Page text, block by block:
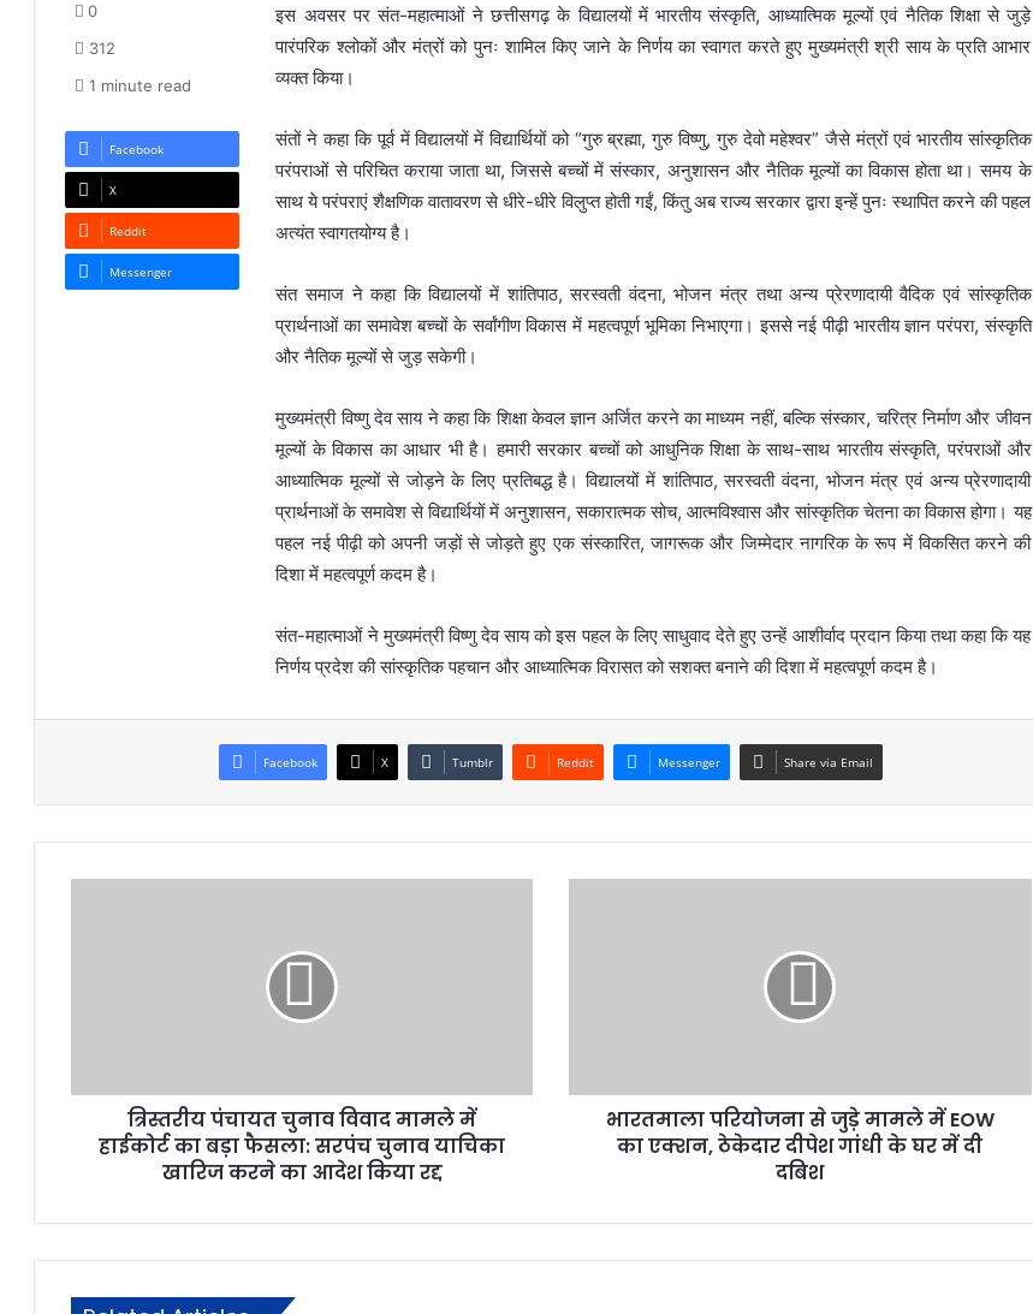
इस अवसर पर संत-महात्माओं ने छत्तीसगढ़ के विद्यालयों में भारतीय संस्कृति, आध्यात्मिक मूल्यों एवं नैतिक शिक्षा से जुड़े
पारंपरिक श्लोकों और मंत्रों को पुनः शामिल किए जाने के निर्णय का स्वागत करते हुए मुख्यमंत्री श्री साय के प्रति आभार
व्यक्त किया।
संतों ने कहा कि पूर्व में विद्यालयों में विद्यार्थियों को “गुरु ब्रह्मा, गुरु विष्णु, गुरु देवो महेश्वर” जैसे मंत्रों एवं भारतीय सांस्कृतिक
परंपराओं से परिचित कराया जाता था, जिससे बच्चों में संस्कार, अनुशासन और नैतिक मूल्यों का विकास होता था। समय के
साथ ये परंपराएं शैक्षणिक वातावरण से धीरे-धीरे विलुप्त होती गईं, किंतु अब राज्य सरकार द्वारा इन्हें पुनः स्थापित करने की पहल
अत्यंत स्वागतयोग्य है।
संत समाज ने कहा कि विद्यालयों में शांतिपाठ, सरस्वती वंदना, भोजन मंत्र तथा अन्य प्रेरणादायी वैदिक एवं सांस्कृतिक
प्रार्थनाओं का समावेश बच्चों के सर्वांगीण विकास में महत्वपूर्ण भूमिका निभाएगा। इससे नई पीढ़ी भारतीय ज्ञान परंपरा, संस्कृति
और नैतिक मूल्यों से जुड़ सकेगी।
मुख्यमंत्री विष्णु देव साय ने कहा कि शिक्षा केवल ज्ञान अर्जित करने का माध्यम नहीं, बल्कि संस्कार, चरित्र निर्माण और जीवन
मूल्यों के विकास का आधार भी है। हमारी सरकार बच्चों को आधुनिक शिक्षा के साथ-साथ भारतीय संस्कृति, परंपराओं और
आध्यात्मिक मूल्यों से जोड़ने के लिए प्रतिबद्ध है। विद्यालयों में शांतिपाठ, सरस्वती वंदना, भोजन मंत्र एवं अन्य प्रेरणादायी
प्रार्थनाओं के समावेश से विद्यार्थियों में अनुशासन, सकारात्मक सोच, आत्मविश्वास और सांस्कृतिक चेतना का विकास होगा। यह
पहल नई पीढ़ी को अपनी जड़ों से जोड़ते हुए एक संस्कारित, जागरूक और जिम्मेदार नागरिक के रूप में विकसित करने की
दिशा में महत्वपूर्ण कदम है।
संत-महात्माओं ने मुख्यमंत्री विष्णु देव साय को इस पहल के लिए साधुवाद देते हुए उन्हें आशीर्वाद प्रदान किया तथा कहा कि यह
निर्णय प्रदेश की सांस्कृतिक पहचान और आध्यात्मिक विरासत को सशक्त बनाने की दिशा में महत्वपूर्ण कदम है।
0
312
1 minute read
Facebook
X
Reddit
Messenger
Facebook X Tumblr Reddit Messenger Share via Email
त्रिस्तरीय पंचायत चुनाव विवाद मामले में
हाईकोर्ट का बड़ा फैसला: सरपंच चुनाव याचिका
खारिज करने का आदेश किया रद्द
भारतमाला परियोजना से जुड़े मामले में EOW
का एक्शन, ठेकेदार दीपेश गांधी के घर में दी
दबिश